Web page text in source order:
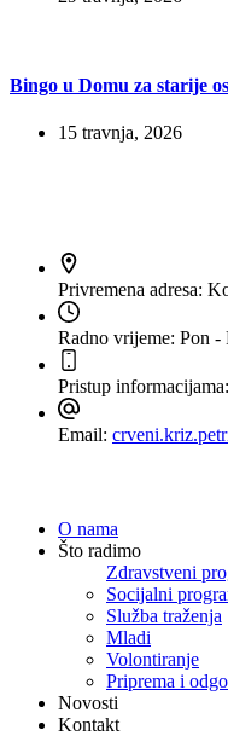
Bingo u Domu za starije
15 travnja, 2026
Privremena adresa:
Radno vrijeme: Pon -
Pristup informacijama:
Email:
O nama
Što radimo
Zdravstveni
Socijalni
Služba traženja
Mladi
Volontiranje
Priprema i
Novosti
Kontakt